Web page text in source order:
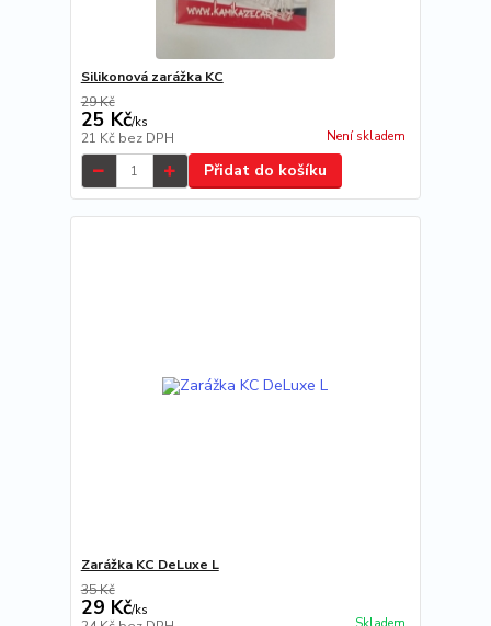
Silikonová zarážka KC
29 Kč
25 Kč/ks
21 Kč bez DPH Není skladem
Přidat do košíku
Zarážka KC DeLuxe L
35 Kč
29 Kč/ks